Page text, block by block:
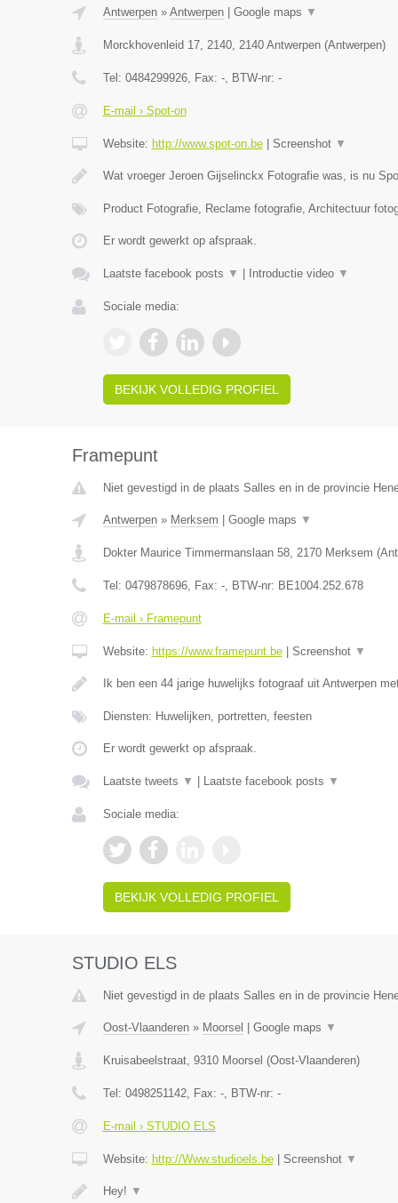
Antwerpen» Antwerpen| Google maps ▼
Morckhovenleid 17, 2140, 2140 Antwerpen(Antwerpen)
Tel: 0484299926, Fax: -, BTW-nr: -
E-mail › Spot-on
Website: http://www.spot-on.be| Screenshot ▼
Wat vroeger Jeroen Gijselinckx Fotografie was, is nu
Product Fotografie, Reclame fotografie, Architectuur
Er wordt gewerkt op afspraak.
Laatste facebook posts ▼ Introductie video ▼
Sociale media:
BEKIJK VOLLEDIG PROFIEL
Framepunt
Niet gevestigd in de plaats Salles en in de provincie
Antwerpen» Merksem Google maps ▼
Dokter Maurice Timmermanslaan 58, 2170 Merksem (
Tel: 0479878696, Fax: -, BTW-nr: BE1004.252.678
E-mail › Framepunt
Website: https://www.framepunt.be| Screenshot ▼
Ik ben een 44 jarige huwelijks fotograaf uit Antwerpen
Diensten: Huwelijken, portretten, feesten
Er wordt gewerkt op afspraak.
Laatste tweets ▼ Laatste facebook posts ▼
Sociale media:
BEKIJK VOLLEDIG PROFIEL
STUDIO ELS
Niet gevestigd in de plaats Salles en in de provincie
Oost-Vlaanderen» Moorsel Google maps ▼
Kruisabeelstraat, 9310 Moorsel (Oost-Vlaanderen)
Tel: 0498251142, Fax: -, BTW-nr: -
E-mail › STUDIO ELS
Website: http://Www.studioels.be| Screenshot ▼
Hey! ▼